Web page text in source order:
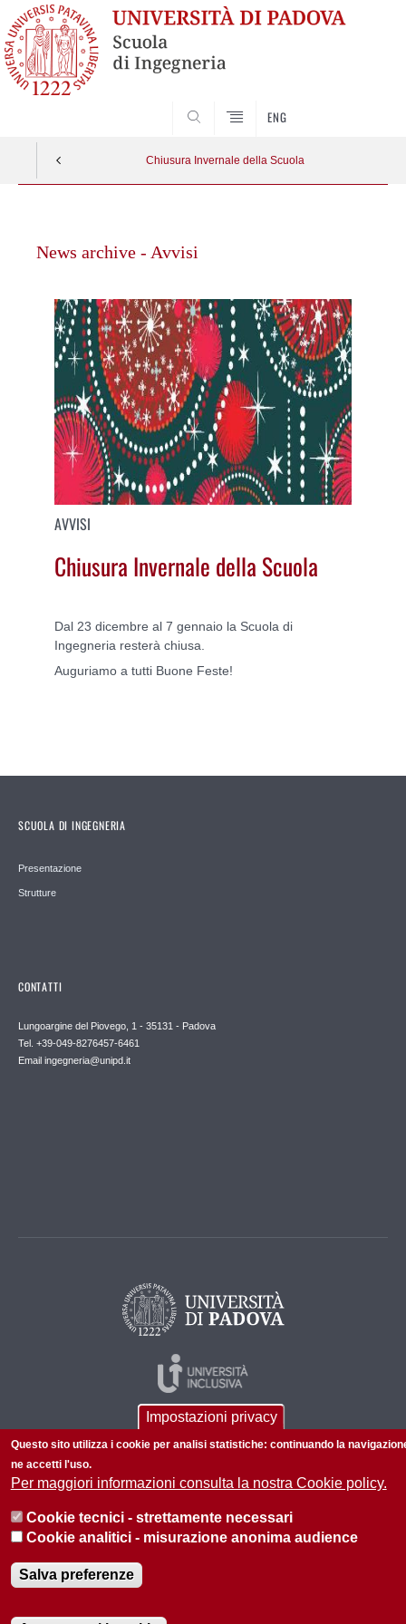
ENG
Chiusura Invernale della Scuola
contenutoNews archive - Avvisi
AVVISI
Chiusura Invernale della Scuola
Dal 23 dicembre al 7 gennaio la Scuola di
Ingegneria resterà chiusa.
Auguriamo a tutti Buone Feste!
SCUOLA DI INGEGNERIA
Presentazione
Strutture
CONTATTI
Lungoargine del Piovego, 1 - 35131 - Padova
Tel. +39-049-8276457-6461
Email ingegneria@unipd.it
© 2026 Università di Padova - Tutti i diritti riservati
P.I. 00742430283 C.F. 80006480281
Impostazioni privacy
Questo sito utilizza i cookie per analisi statistiche: continuando la
ne accetti l'uso.
Per maggiori informazioni consulta la nostra Cookie policy.
Cookie tecnici - strettamente necessari
Cookie analitici - misurazione anonima audience
Salva preferenze